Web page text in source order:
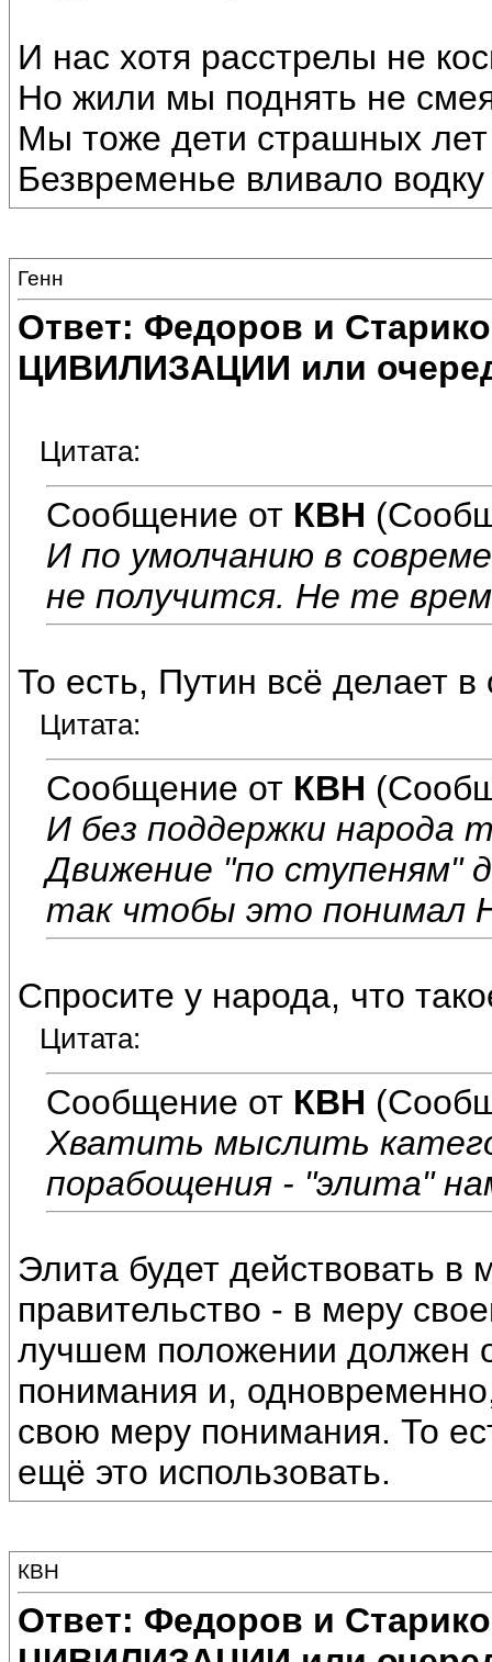
И нас хотя расстрелы не
Но жили мы поднять не
Мы тоже дети страшных
Безвременье вливало
Генн
Ответ: Федоров и
ЦИВИЛИЗАЦИИ или
Цитата:
Сообщение от КВН
И по умолчанию в
не получится. Не те
То есть, Путин всё делает в
Цитата:
Сообщение от КВН
И без поддержки народа
Движение "по ступеням"
так чтобы это понимал
Спросите у народа, что
Цитата:
Сообщение от КВН
Хватить мыслить
порабощения - "элита"
Элита будет действовать в
правительство - в меру
лучшем положении должен
понимания и,
свою меру понимания. То
ещё это использовать.
КВН
Ответ: Федоров и